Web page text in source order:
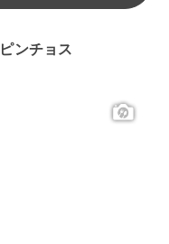
ンチョス